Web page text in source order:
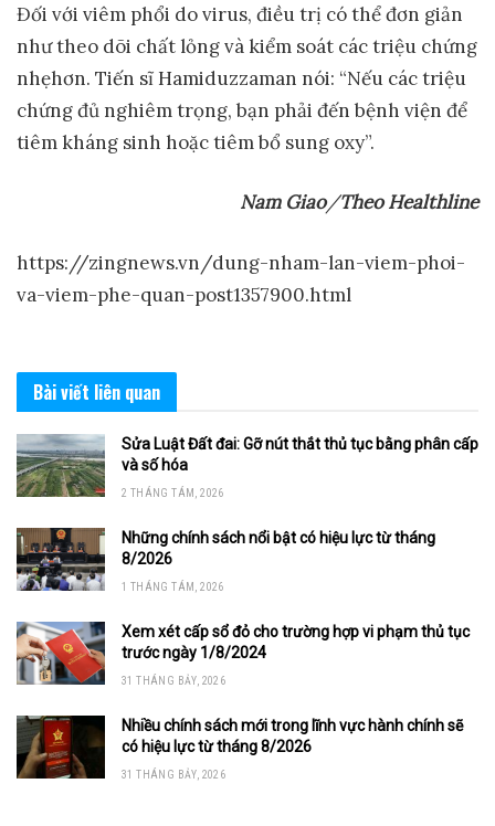
Đối với viêm phổi do virus, điều trị có thể đơn giản
như theo dõi chất lỏng và kiểm soát các triệu chứng
nhẹhơn. Tiến sĩ Hamiduzzaman nói: “Nếu các triệu
chứng đủ nghiêm trọng, bạn phải đến bệnh viện để
tiêm kháng sinh hoặc tiêm bổ sung oxy”.
Nam Giao/Theo Healthline
https://zingnews.vn/dung-nham-lan-viem-phoi-
va-viem-phe-quan-post1357900.html
Bài viết liên quan
Sửa Luật Đất đai: Gỡ nút thắt thủ tục bằng phân cấp
và số hóa
2 THÁNG TÁM, 2026
Những chính sách nổi bật có hiệu lực từ tháng
8/2026
1 THÁNG TÁM, 2026
Xem xét cấp sổ đỏ cho trường hợp vi phạm thủ tục
trước ngày 1/8/2024
31 THÁNG BẢY, 2026
Nhiều chính sách mới trong lĩnh vực hành chính sẽ
có hiệu lực từ tháng 8/2026
31 THÁNG BẢY, 2026